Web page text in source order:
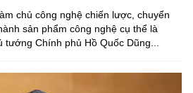
chủ công nghệ chiến lược, chuyển
sản phẩm công nghệ cụ thể là
Chính phủ Hồ Quốc Dũng...